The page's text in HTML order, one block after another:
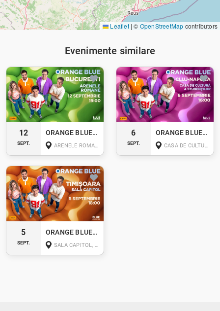
Leaflet | © OpenStreetMap contributors
Evenimente similare
12
SEPT.
ORANGE BLUE LIVE - BUCUREȘTI
ARENELE ROMANE BUCUREȘTI
6
SEPT.
ORANGE BLUE LIVE - CLUJ-NAPOCA
CASA DE CULTURA A STUDENTILOR, PIAȚA LUCIAN BLAGA, NR. 1-3 CLUJ-NAPOCA
5
SEPT.
ORANGE BLUE LIVE - TIMIȘOARA
SALA CAPITOL, TIMIȘOARA